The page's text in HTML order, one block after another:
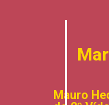
Mauro